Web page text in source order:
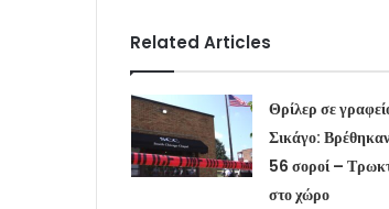
Related Articles
Θρίλερ σε
Σικάγο:
56 σοροί –
στο χώρο